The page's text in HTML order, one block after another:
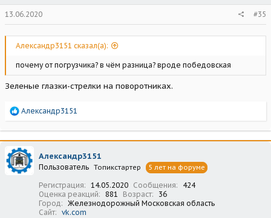
13.06.2020 #35
Александр3151 сказал(а):
почему от погрузчика? в чём разница? вроде победовская
Зеленые глазки-стрелки на поворотниках.
Р
а
к
ц
и
и
Александр3151
Александр3151
Пользователь Топикстартер 5 лет на форуме
Регистрация 14.05.2020 Сообщения
424
Оценка реакций
881 Возраст
36
Город
Железнодорожный Московская область
Сайт
vk.com